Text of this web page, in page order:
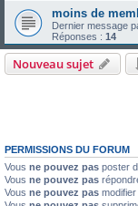
moins de
Dernier message
Réponses : 14
Nouveau sujet
PERMISSIONS DU FORUM
Vous ne pouvez pas poster
Vous ne pouvez pas
Vous ne pouvez pas